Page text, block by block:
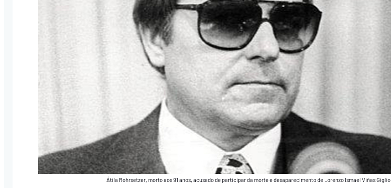
Átila Rohrsetzer, morto aos 91 anos, acusado de participar da morte e desaparecimento de Lorenzo Ismael Viñas Giglio